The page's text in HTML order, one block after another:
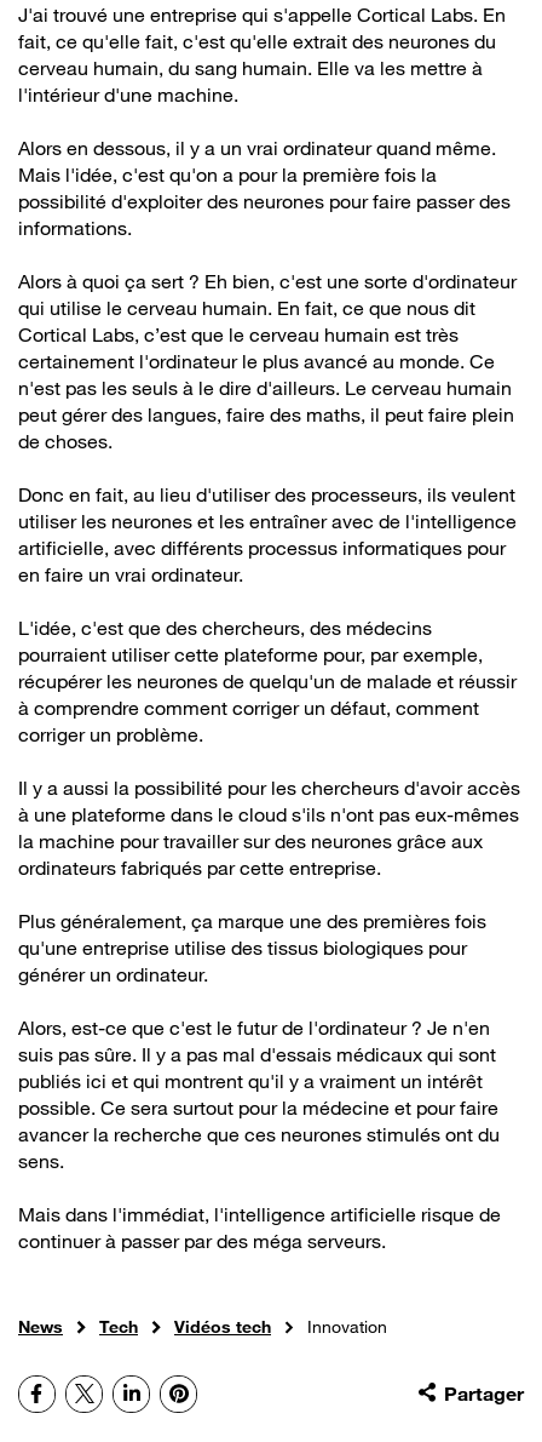
J'ai trouvé une entreprise qui s'appelle Cortical Labs. En
fait, ce qu'elle fait, c'est qu'elle extrait des neurones du
cerveau humain, du sang humain. Elle va les mettre à
l'intérieur d'une machine.
Alors en dessous, il y a un vrai ordinateur quand même.
Mais l'idée, c'est qu'on a pour la première fois la
possibilité d'exploiter des neurones pour faire passer des
informations.
Alors à quoi ça sert ? Eh bien, c'est une sorte d'ordinateur
qui utilise le cerveau humain. En fait, ce que nous dit
Cortical Labs, c’est que le cerveau humain est très
certainement l'ordinateur le plus avancé au monde. Ce
n'est pas les seuls à le dire d'ailleurs. Le cerveau humain
peut gérer des langues, faire des maths, il peut faire plein
de choses.
Donc en fait, au lieu d'utiliser des processeurs, ils veulent
utiliser les neurones et les entraîner avec de l'intelligence
artificielle, avec différents processus informatiques pour
en faire un vrai ordinateur.
L'idée, c'est que des chercheurs, des médecins
pourraient utiliser cette plateforme pour, par exemple,
récupérer les neurones de quelqu'un de malade et réussir
à comprendre comment corriger un défaut, comment
corriger un problème.
Il y a aussi la possibilité pour les chercheurs d'avoir accès
à une plateforme dans le cloud s'ils n'ont pas eux-mêmes
la machine pour travailler sur des neurones grâce aux
ordinateurs fabriqués par cette entreprise.
Plus généralement, ça marque une des premières fois
qu'une entreprise utilise des tissus biologiques pour
générer un ordinateur.
Alors, est-ce que c'est le futur de l'ordinateur ? Je n'en
suis pas sûre. Il y a pas mal d'essais médicaux qui sont
publiés ici et qui montrent qu'il y a vraiment un intérêt
possible. Ce sera surtout pour la médecine et pour faire
avancer la recherche que ces neurones stimulés ont du
sens.
Mais dans l'immédiat, l'intelligence artificielle risque de
continuer à passer par des méga serveurs.
News Tech Vidéos tech Innovation
Partager
Facebook
X LinkedInPinterest